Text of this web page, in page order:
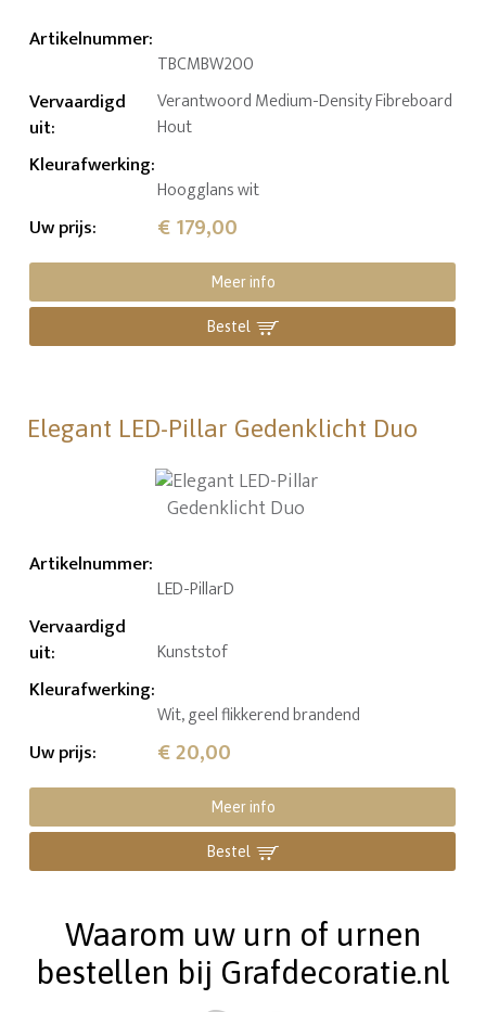
Artikelnummer:
TBCMBW200
Vervaardigd
uit:
Verantwoord Medium-Density Fibreboard
Hout
Kleurafwerking:
Hoogglans wit
Uw prijs: € 179,00
Meer info
Bestel
Elegant LED-Pillar Gedenklicht Duo
Artikelnummer:
LED-PillarD
Vervaardigd
uit: Kunststof
Kleurafwerking:
Wit, geel flikkerend brandend
Uw prijs: € 20,00
Meer info
Bestel
Waarom uw urn of urnen
bestellen bij Grafdecoratie.nl